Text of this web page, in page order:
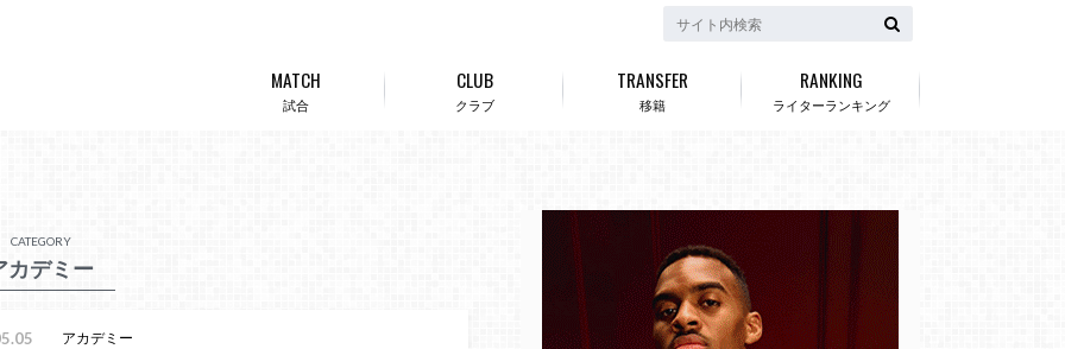
試合
MATCH
クラブ
CLUB
移籍
TRANSFER
ライターランキング
RANKING
CATEGORY
カデミー
アカデミー